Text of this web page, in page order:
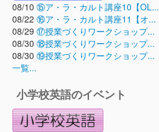
08/10 ⑮ア・ラ・カルト講座10【OL...
08/22 ⑯ア・ラ・カルト講座11【オ...
08/29 ⑰授業づくりワークショップ...
08/30 ⑱授業づくりワークショップ...
08/30 ⑲授業づくりワークショップ...
一覧...
小学校英語のイベント